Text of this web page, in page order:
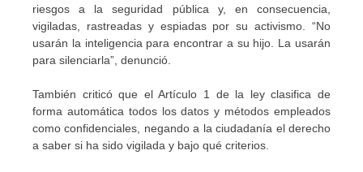
riesgos a la seguridad pública y, en consecuencia,
vigiladas, rastreadas y espiadas por su activismo. “No
usarán la inteligencia para encontrar a su hijo. La usarán
para silenciarla”, denunció.
También criticó que el Artículo 1 de la ley clasifica de
forma automática todos los datos y métodos empleados
como confidenciales, negando a la ciudadanía el derecho
a saber si ha sido vigilada y bajo qué criterios.